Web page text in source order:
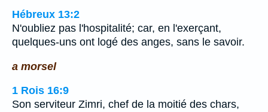
Hébreux 13:2
N'oubliez pas l'hospitalité; car, en l'exerçant,
quelques-uns ont logé des anges, sans le savoir.
a morsel
1 Rois 16:9
Son serviteur Zimri, chef de la moitié des chars,